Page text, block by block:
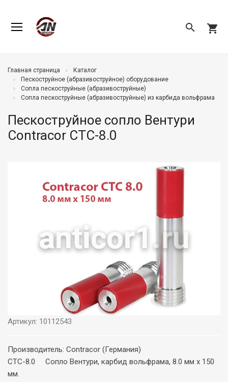
search shopping_cart
Главная страница
Каталог
Пескоструйное (абразивоструйное) оборудование
Сопла пескоструйные (абразивоструйные)
Сопла пескоструйные (абразивоструйные) из карбида вольфрама
Пескоструйное сопло Вентури
Contracor CTC-8.0
Артикул: 10112543
Производитель: Contracor (Германия)
CTC-8.0 Сопло Вентури, карбид вольфрама, 8.0 мм x 150
мм.